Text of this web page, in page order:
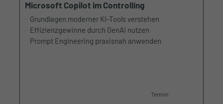
Microsoft Copilot im Controlling
Grundlagen moderner KI-Tools verstehen
Effizienzgewinne durch GenAI nutzen
Prompt Engineering praxisnah anwenden
Termin